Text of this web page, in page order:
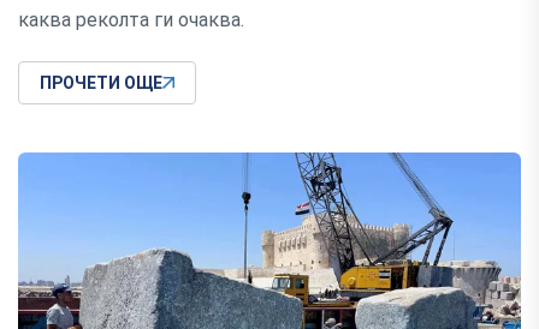
каква реколта ги очаква.
ПРОЧЕТИ ОЩЕ